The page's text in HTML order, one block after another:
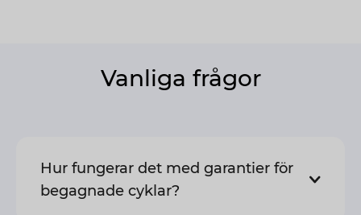
Vanliga frågor
Hur fungerar det med garantier för
begagnade cyklar?